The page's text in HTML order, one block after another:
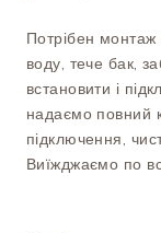
Потрібен монтаж
воду, тече бак,
встановити і
надаємо повний
підключення,
Виїжджаємо по